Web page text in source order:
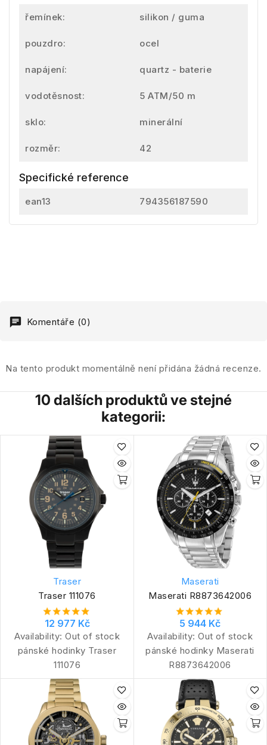
řemínek: silikon / guma
pouzdro: ocel
napájení: quartz - baterie
vodotěsnost: 5 ATM/50 m
sklo: minerální
rozměr: 42
Specifické reference
ean13 794356187590
Komentáře (0)
Na tento produkt momentálně není přidána žádná recenze.
10 dalších produktů ve stejné
kategorii:
Traser
Traser 111076
12 977 Kč
Availability: Out of stock
pánské hodinky Traser
111076
Maserati
Maserati R8873642006
5 944 Kč
Availability: Out of stock
pánské hodinky Maserati
R8873642006